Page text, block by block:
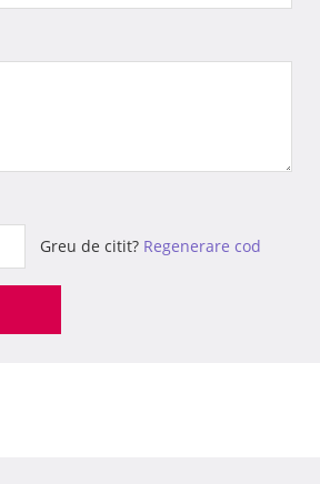
Greu de citit? Regenerare cod